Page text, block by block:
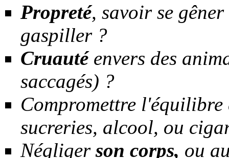
Propreté, savoir se
gaspiller ?
Cruautéenvers des
saccagés) ?
Compromettre
sucreries, alcool, ou
Négligerson corps, ou